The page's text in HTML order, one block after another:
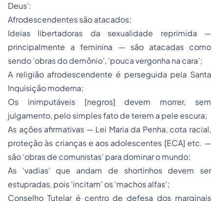
Deus’:
Afrodescendentes são atacados;
Ideias libertadoras da sexualidade reprimida —
principalmente a feminina — são atacadas como
sendo ‘obras do demônio’, ‘pouca vergonha na cara’;
A religião afrodescendente é perseguida pela Santa
Inquisição moderna;
Os inimputáveis [negros] devem morrer, sem
julgamento, pelo simples fato de terem a pele escura;
As ações afirmativas — Lei Maria da Penha, cota racial,
proteção às crianças e aos adolescentes [ECA] etc. —
são ‘obras de comunistas’ para dominar o mundo;
As ‘vadias’ que andam de shortinhos devem ser
estupradas, pois ‘incitam’ os ‘machos alfas’;
Conselho Tutelar é centro de defesa dos marginais